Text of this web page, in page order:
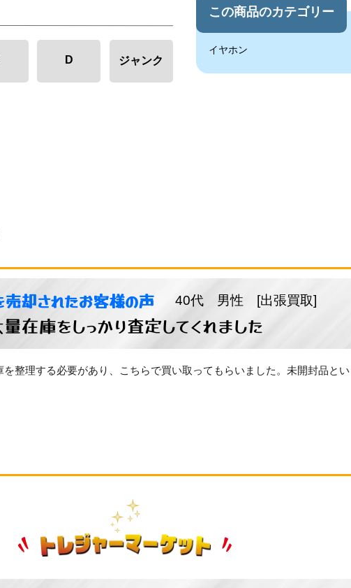
この商品のカテゴリー
イヤホン
D ジャンク
売却されたお客様の声 40代 男性 [出張買取]
在庫をしっかり査定してくれました
整理する必要があり、こちらで買い取ってもらいました。未開封品と